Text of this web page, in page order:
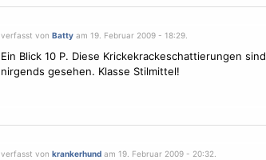
verfasst von Battyam 19. Februar 2009 - 18:29.
Ein Blick 10 P. Diese Krickekrackeschattierungen
nirgends gesehen. Klasse Stilmittel!
verfasst von krankerhundam 19. Februar 2009 - 20:32.